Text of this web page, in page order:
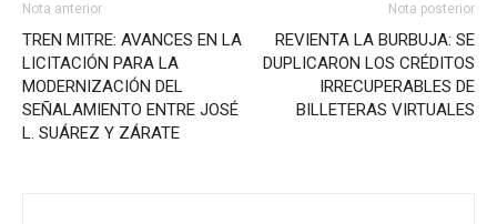
Nota anterior
TREN MITRE: AVANCES EN LA
LICITACIÓN PARA LA
MODERNIZACIÓN DEL
SEÑALAMIENTO ENTRE JOSÉ
L. SUÁREZ Y ZÁRATE
Nota posterior
REVIENTA LA BURBUJA: SE
DUPLICARON LOS CRÉDITOS
IRRECUPERABLES DE
BILLETERAS VIRTUALES